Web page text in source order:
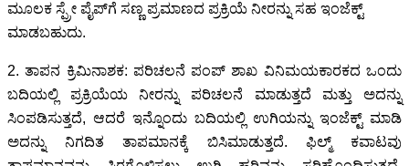
ಮೂಲಕ ಸ್ಪ್ರೇ ಪೈಪ್‌ಗೆ ಸಣ್ಣ ಪ್ರಮಾಣದ ಪ್ರಕ್ರಿಯೆ ನೀರನ್ನು ಸಹ ಇಂಜೆಕ್ಟ್
ಮಾಡಬಹುದು.
2. ತಾಪನ ಕ್ರಿಮಿನಾಶಕ: ಪರಿಚಲನೆ ಪಂಪ್ ಶಾಖ ವಿನಿಮಯಕಾರಕದ ಒಂದು
ಬದಿಯಲ್ಲಿ ಪ್ರಕ್ರಿಯೆಯ ನೀರನ್ನು ಪರಿಚಲನೆ ಮಾಡುತ್ತದೆ ಮತ್ತು ಅದನ್ನು
ಸಿಂಪಡಿಸುತ್ತದೆ, ಆದರೆ ಇನ್ನೊಂದು ಬದಿಯಲ್ಲಿ ಉಗಿಯನ್ನು ಇಂಜೆಕ್ಟ್ ಮಾಡಿ
ಅದನ್ನು ನಿಗದಿತ ತಾಪಮಾನಕ್ಕೆ ಬಿಸಿಮಾಡುತ್ತದೆ. ಫಿಲ್ಮ್ ಕವಾಟವು